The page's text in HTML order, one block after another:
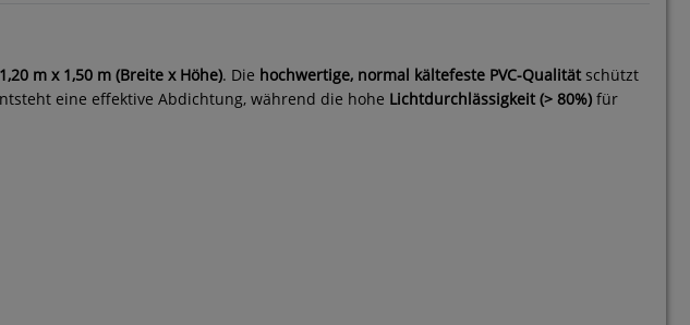
1,20 m x 1,50 m (Breite x Höhe). Die hochwertige, normal kältefeste PVC-Qualität schützt
eine effektive Abdichtung, während die hohe Lichtdurchlässigkeit (> 80%) für